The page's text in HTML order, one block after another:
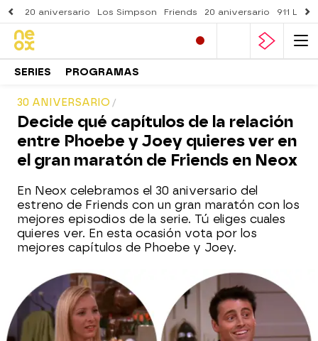
20 aniversario Los Simpson Friends 20 aniversario 911
SERIES PROGRAMAS
30 ANIVERSARIO
Decide qué capítulos de la relación
entre Phoebe y Joey quieres ver en
el gran maratón de Friends en Neox
En Neox celebramos el 30 aniversario del
estreno de Friends con un gran maratón con los
mejores episodios de la serie. Tú eliges cuales
quieres ver. En esta ocasión vota por los
mejores capítulos de Phoebe y Joey.